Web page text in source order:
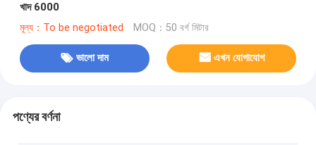
খাদ 6000
মূল্য：To be negotiated MOQ：50 বর্গ মিটার
ভালো দাম এখন যোগাযোগ
পণ্যের বর্ণনা